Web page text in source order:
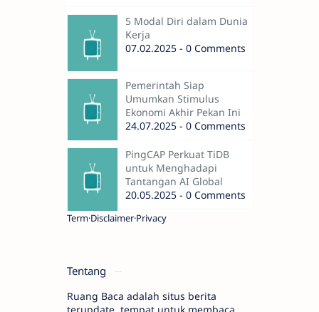
5 Modal Diri dalam Dunia
Kerja
07.02.2025 - 0 Comments
Pemerintah Siap
Umumkan Stimulus
Ekonomi Akhir Pekan Ini
24.07.2025 - 0 Comments
PingCAP Perkuat TiDB
untuk Menghadapi
Tantangan AI Global
20.05.2025 - 0 Comments
Term Disclaimer Privacy
Tentang
Ruang Baca adalah situs berita
terupdate, tempat untuk membaca